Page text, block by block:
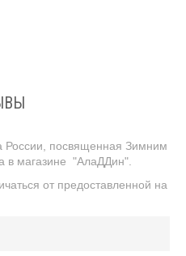
России, посвященная Зимним
в магазине "АлаДДин".
от предоставленной на